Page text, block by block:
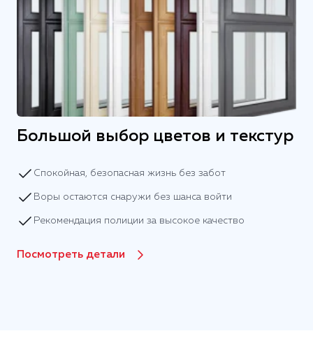
Большой выбор цветов и текстур
Спокойная, безопасная жизнь без забот
Воры остаются снаружи без шанса войти
Рекомендация полиции за высокое качество
Посмотреть детали